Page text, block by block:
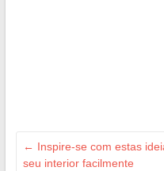
← Inspire-se com estas
seu interior facilmente